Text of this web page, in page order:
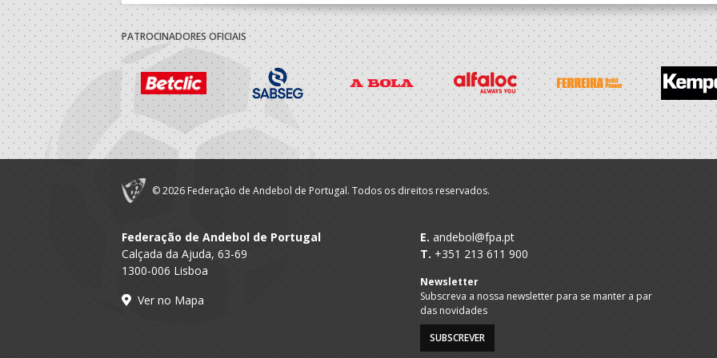
PATROCINADORES OFICIAIS
© 2026 Federação de Andebol de Portugal. Todos os direitos reservados.
Federação de Andebol de Portugal
Calçada da Ajuda, 63-69
1300-006 Lisboa
Ver no Mapa
E. andebol@fpa.pt
T. +351 213 611 900
Newsletter
Subscreva a nossa newsletter para se manter a par
das novidades
SUBSCREVER